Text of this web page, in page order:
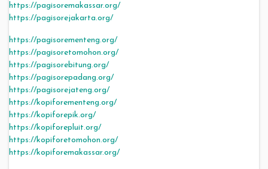
https://pagisoremakassar.org/
https://pagisorejakarta.org/
https://pagisorementeng.org/
https://pagisoretomohon.org/
https://pagisorebitung.org/
https://pagisorepadang.org/
https://pagisorejateng.org/
https://kopiforementeng.org/
https://kopiforepik.org/
https://kopiforepluit.org/
https://kopiforetomohon.org/
https://kopiforemakassar.org/